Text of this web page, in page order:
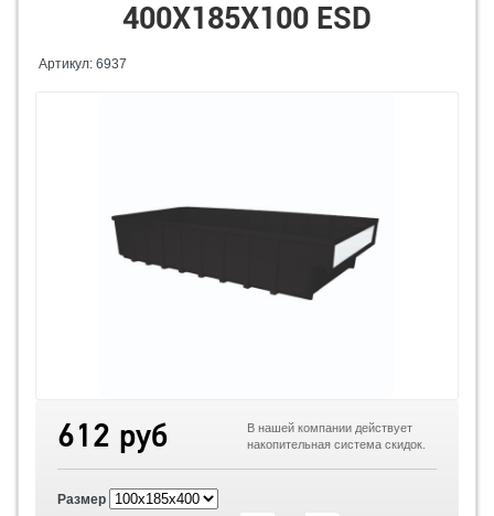
400Х185Х100 ESD
Артикул: 6937
612 руб
В нашей компании действует
накопительная система скидок.
Размер